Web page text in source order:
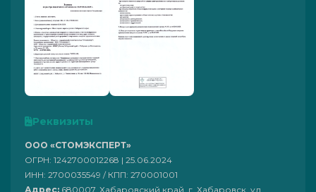
Реквизиты
ООО «СТОМЭКСПЕРТ»
ОГРН: 1242700012268 | 25.06.2024
ИНН: 2700035549 / КПП: 270001001
Адрес: 680007, Хабаровский край, г. Хабаровск, ул.